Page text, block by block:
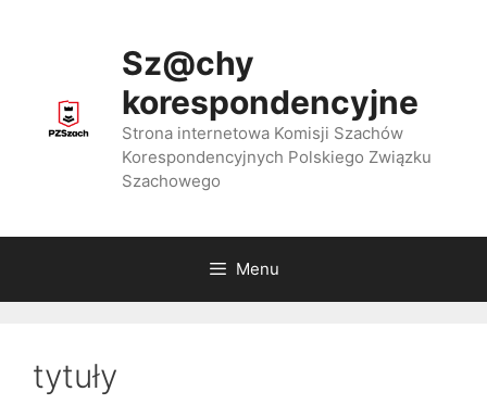
Sz@chy
korespondencyjne
Strona internetowa Komisji Szachów
Korespondencyjnych Polskiego Związku
Szachowego
Menu
tytuły